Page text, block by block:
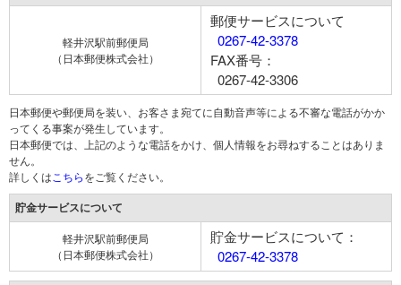
軽井沢駅前郵便局
（日本郵便株式会社）
郵便サービスについて
0267-42-3378
FAX番号：
0267-42-3306
日本郵便や郵便局を装い、お客さま宛てに自動音声等による不審な電話がかか
ってくる事案が発生しています。
日本郵便では、上記のような電話をかけ、個人情報をお尋ねすることはありま
せん。
詳しくは こちらをご覧ください。
貯金サービスについて
軽井沢駅前郵便局
（日本郵便株式会社）
貯金サービスについて：
0267-42-3378